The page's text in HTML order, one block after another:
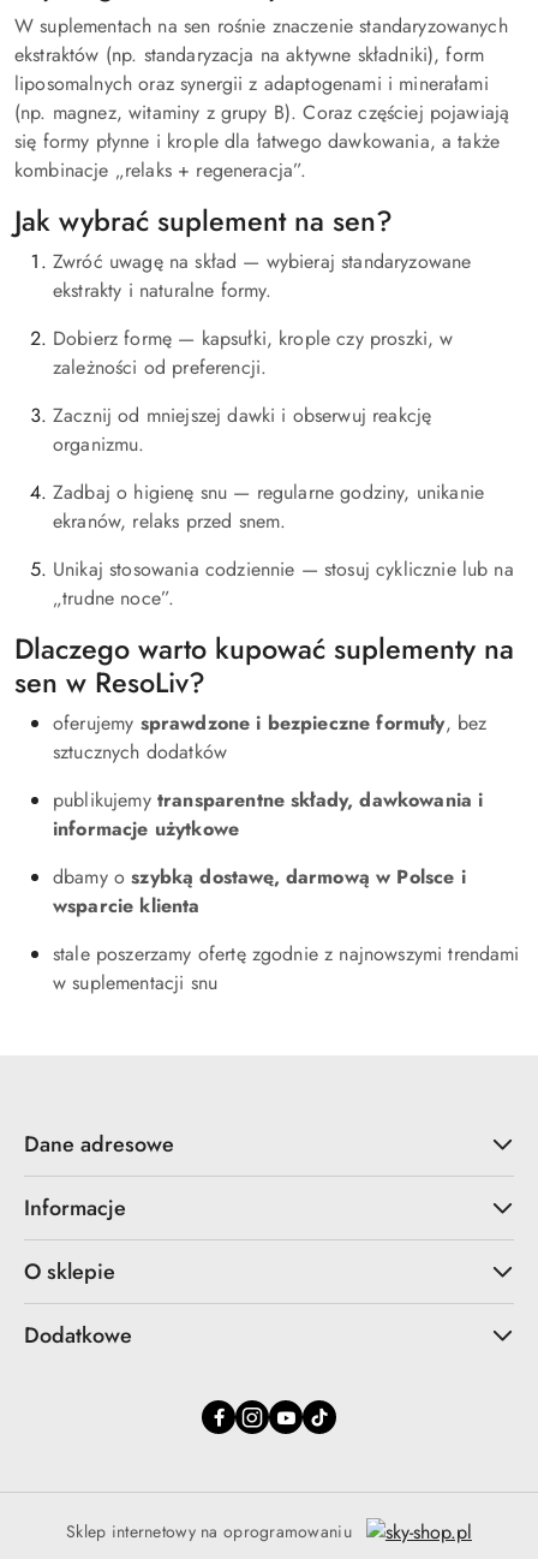
W suplementach na sen rośnie znaczenie standaryzowanych
ekstraktów (np. standaryzacja na aktywne składniki), form
liposomalnych oraz synergii z adaptogenami i minerałami
(np. magnez, witaminy z grupy B). Coraz częściej pojawiają
się formy płynne i krople dla łatwego dawkowania, a także
kombinacje „relaks + regeneracja”.
Jak wybrać suplement na sen?
Zwróć uwagę na skład — wybieraj standaryzowane
ekstrakty i naturalne formy.
Dobierz formę — kapsułki, krople czy proszki, w
zależności od preferencji.
Zacznij od mniejszej dawki i obserwuj reakcję
organizmu.
Zadbaj o higienę snu — regularne godziny, unikanie
ekranów, relaks przed snem.
Unikaj stosowania codziennie — stosuj cyklicznie lub na
„trudne noce”.
Dlaczego warto kupować suplementy na
sen w ResoLiv?
oferujemy sprawdzone i bezpieczne formuły, bez
sztucznych dodatków
publikujemy transparentne składy, dawkowania i
informacje użytkowe
dbamy oszybką dostawę, darmową w Polsce i
wsparcie klienta
stale poszerzamy ofertę zgodnie z najnowszymi trendami
w suplementacji snu
Dane adresowe
Informacje
O sklepie
Dodatkowe
Sklep internetowy na oprogramowaniu